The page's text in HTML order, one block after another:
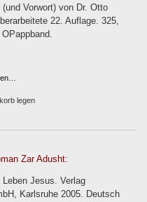
(und Vorwort) von Dr. Otto
22. Auflage. 325,
legen
Zar Adusht:
Jesus. Verlag
Karlsruhe 2005. Deutsch